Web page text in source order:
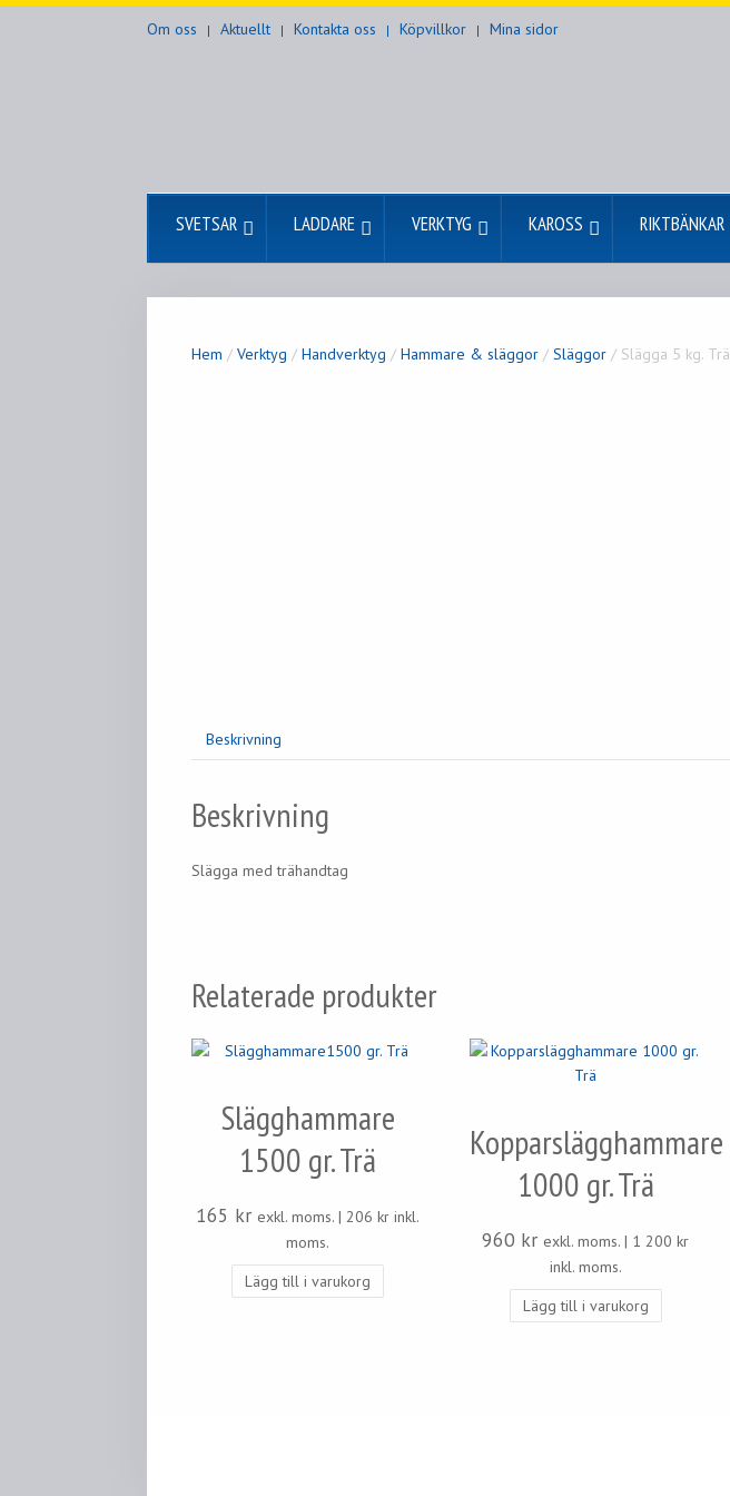
Om oss Aktuellt Kontakta oss Köpvillkor Mina sidor
SVETSAR LADDARE VERKTYG KAROSS RIKTBÄNKAR
Hem / Verktyg / Handverktyg / Hammare & släggor / Släggor / Slägga 5 kg. Trä
Beskrivning
Beskrivning
Slägga med trähandtag
Relaterade produkter
Slägghammare
1500 gr. Trä
165 kr exkl. moms. |206kr inkl.
moms.
Lägg till i varukorg
Kopparslägghammare
1000 gr. Trä
960 kr exkl. moms. | 1 200kr
inkl. moms.
Lägg till i varukorg